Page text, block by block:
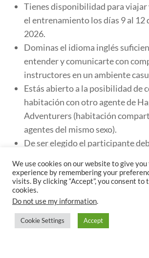
Tienes disponibilidad para
el entrenamiento los días 9 al 12
2026.
Dominas el idioma inglés
entender y comunicarte con
instructores en un ambiente
Estás abierto a la posibilidad de
habitación con otro agente de
Adventurers (habitación
agentes del mismo sexo).
De ser elegido el participante
El costo de viajar hacia y desde
ser cubierto por el participante.
¡Inscríbete
We use cookies on our website to give
experience by remembering your
visits. By clicking “Accept”, you consent to
cookies.
Do not use my information.
Cookie Settings Accept